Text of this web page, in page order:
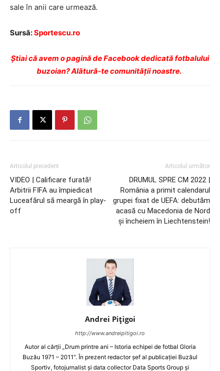
sale în anii care urmează.
Sursă:Sportescu.ro
Ştiai că avem o pagină de Facebook dedicată fotbalului
buzoian? Alătură-te comunității noastre.
Articolul precedent
VIDEO | Calificare furată!
Arbitrii FIFA au împiedicat
Luceafărul să meargă în play-
off
Articolul următor
DRUMUL SPRE CM 2022 |
România a primit calendarul
grupei fixat de UEFA: debutăm
acasă cu Macedonia de Nord
și încheiem în Liechtenstein!
Andrei Pițigoi
http://www.andreipitigoi.ro
Autor al cărţii „Drum printre ani – Istoria echipei de fotbal Gloria
Buzău 1971 – 2011”. În prezent redactor şef al publicaţiei Buzăul
Sportiv, fotojurnalist şi data collector Data Sports Group şi